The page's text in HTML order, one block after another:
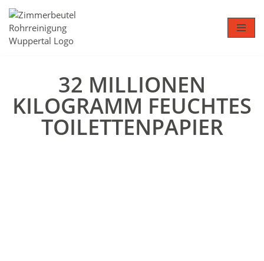
Zum
Inhalt
32 MILLIONEN
KILOGRAMM FEUCHTES
TOILETTENPAPIER